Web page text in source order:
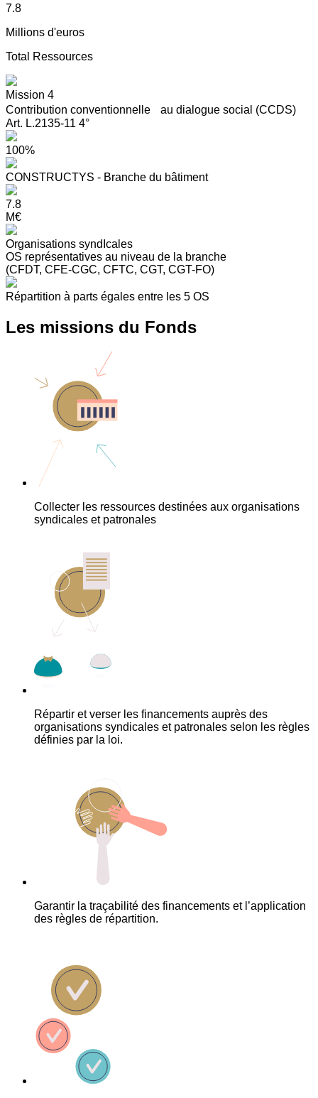
7.8
Millions d'euros
Total Ressources
Mission 4
Contribution conventionnelle au dialogue social (CCDS)
Art. L.2135-11 4°
100%
CONSTRUCTYS - Branche du bâtiment
7.8
M€
Organisations syndIcales
OS représentatives au niveau de la branche
(CFDT, CFE-CGC, CFTC, CGT, CGT-FO)
Répartition à parts égales entre les 5 OS
Les missions du Fonds
Collecter les ressources destinées aux organisations
syndicales et patronales
Répartir et verser les financements auprès des
organisations syndicales et patronales selon les règles
définies par la loi.
Garantir la traçabilité des financements et l’application
des règles de répartition.